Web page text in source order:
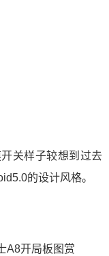
关样子较想到过去
的设计风格。